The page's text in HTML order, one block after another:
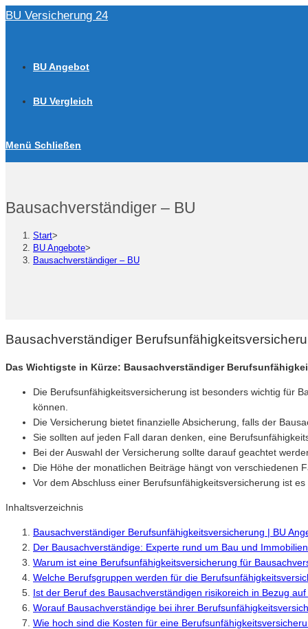
Zum
BU Versicherung 24
BU Angebot
BU Vergleich
Menü Schließen
Bausachverständiger – BU
Start>
BU Angebote>
Bausachverständiger – BU
Bausachverständiger
Das Wichtigste in Kürze: Bausachverständiger
Die Berufsunfähigkeitsversicherung ist besonders wichtig für
können.
Die Versicherung bietet finanzielle Absicherung, falls der
Sie sollten auf jeden Fall daran denken, eine
Bei der Auswahl der Versicherung sollte darauf geachtet
Die Höhe der monatlichen Beiträge hängt von verschiedenen
Vor dem Abschluss einer Berufsunfähigkeitsversicherung ist
Inhaltsverzeichnis
Bausachverständiger Berufsunfähigkeitsversicherung | BU
Der Bausachverständige: Experte rund um Bau und Immobilien
Warum ist eine Berufsunfähigkeitsversicherung für
Welche Berufsgruppen werden für die
Ist der Beruf des Bausachverständigen risikoreich in Bezug
Worauf Bausachverständige bei ihrer
Wie hoch sind die Kosten für eine